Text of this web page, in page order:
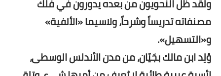
ولقد ظل النحويون من بعده يدورون في فلك
مصنفاته تدريساً وشرحاً، ولاسيما «الألفية»
و«التسهيل».
وُلِد ابن مالك بجَيّان، من مدن الأندلس الوسطى،